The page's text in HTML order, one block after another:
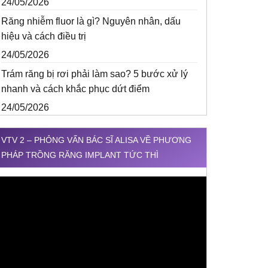
24/05/2026
Răng nhiễm fluor là gì? Nguyên nhân, dấu
hiệu và cách điều trị
24/05/2026
Trám răng bị rơi phải làm sao? 5 bước xử lý
nhanh và cách khắc phục dứt điểm
24/05/2026
VTV 2 – PHỎNG VẤN BÁC SĨ ALISA VỀ PHƯƠNG
PHÁP TRỒNG RĂNG IMPLANT TỨC THÌ